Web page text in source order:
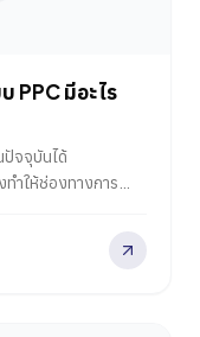
PPC มีอะไร
ปัจจุบันได้
ำให้ช่องทางการ
วิตจิตใจ แต่บางกลุ่ม